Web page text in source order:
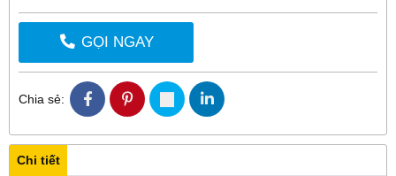
GỌI NGAY
Chia sẻ:
Chi tiết